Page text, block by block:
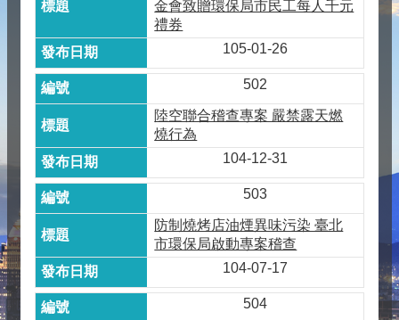
金會致贈環保局市民工每人千元
禮券
105-01-26
502
陸空聯合稽查專案 嚴禁露天燃
燒行為
104-12-31
503
防制燒烤店油煙異味污染 臺北
市環保局啟動專案稽查
104-07-17
504